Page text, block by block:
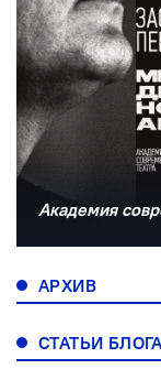
Академия
АРХИВ
СТАТЬИ